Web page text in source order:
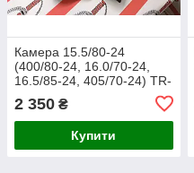
Камера 15.5/80-24
(400/80-24, 16.0/70-24,
16.5/85-24, 405/70-24) TR-
2 350 ₴
Купити